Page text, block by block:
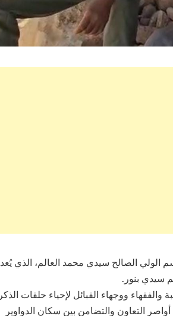
الصالح سيدي محمد العالم، الذي يُعد
سيدي بنور.
ووجهاء القبائل لإحياء حلقات الذكر
التعاون والتضامن بين سكان الدواوير